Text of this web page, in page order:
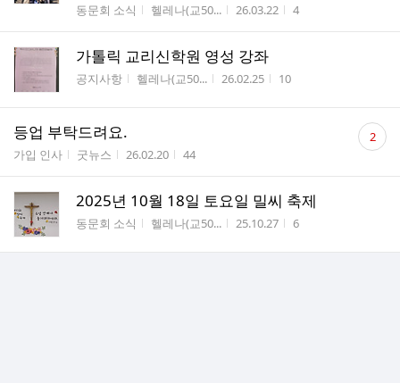
게시판명
동문회 소식 작성자
헬레나(교50... 작성시간
26.03.22 조회수
4
가톨릭 교리신학원 영성 강좌
게시판명
공지사항 작성자
헬레나(교50... 작성시간
26.02.25 조회수
10
등업 부탁드려요.
게시판명
가입 인사 작성자
굿뉴스 작성시간
26.02.20 조회수
44
댓
글 2
2025년 10월 18일 토요일 밀씨 축제
게시판명
동문회 소식 작성자
헬레나(교50... 작성시간
25.10.27 조회수
6